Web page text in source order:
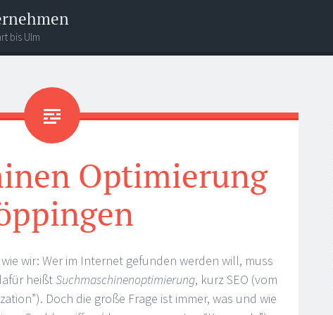
bis Ulm
Optimierung
wir: Wer im Internet gefunden werden will, muss
heißtSuchmaschinenoptimierung, kurz SEO (vom
Doch die große Frage ist immer, was und wie